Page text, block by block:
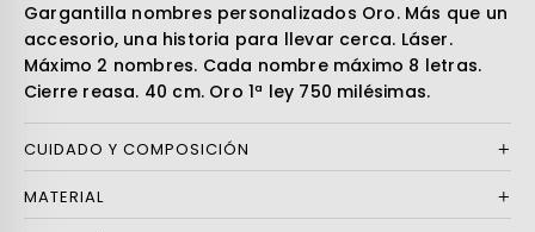
Gargantilla nombres personalizados Oro. Más que un
accesorio, una historia para llevar cerca. Láser.
Máximo 2 nombres. Cada nombre máximo 8 letras.
Cierre reasa. 40 cm. Oro 1ª ley 750 milésimas.
CUIDADO Y COMPOSICIÓN
MATERIAL